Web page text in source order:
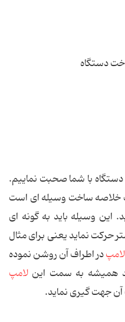
دستگاه
دستگاه با شما صحبت نماییم.
خلاصه ساخت وسیله ای است
این وسیله باید به گونه ای
حركت نماید یعنی برای مثال
لامپدر اطراف آن روشن نموده
همیشه به سمت این لامپ
جهت گیری نماید.